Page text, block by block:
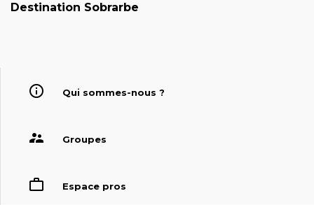
Destination Sobrarbe
Qui sommes-nous ?
Groupes
Espace pros